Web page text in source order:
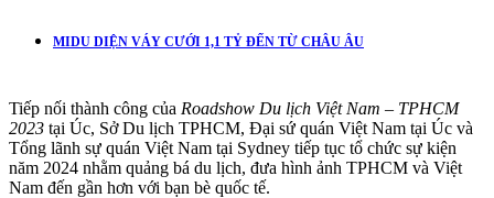
MIDU DIỆN VÁY CƯỚI 1,1 TỶ ĐẾN TỪ CHÂU ÂU
Tiếp nối thành công của Roadshow Du lịch Việt Nam – TPHCM
2023 tại Úc, Sở Du lịch TPHCM, Đại sứ quán Việt Nam tại Úc và
Tổng lãnh sự quán Việt Nam tại Sydney tiếp tục tổ chức sự kiện
năm 2024 nhằm quảng bá du lịch, đưa hình ảnh TPHCM và Việt
Nam đến gần hơn với bạn bè quốc tế.